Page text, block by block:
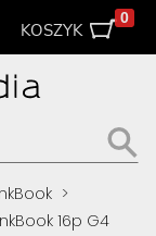
KOSZYK
0
>
16p G4